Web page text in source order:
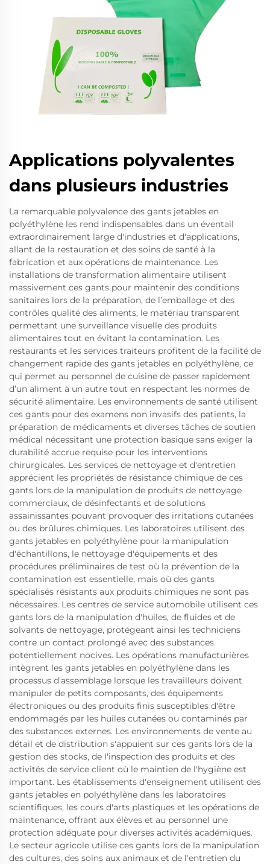
Applications polyvalentes
dans plusieurs industries
La remarquable polyvalence des gants jetables en
polyéthylène les rend indispensables dans un éventail
extraordinairement large d'industries et d'applications,
allant de la restauration et des soins de santé à la
fabrication et aux opérations de maintenance. Les
installations de transformation alimentaire utilisent
massivement ces gants pour maintenir des conditions
sanitaires lors de la préparation, de l’emballage et des
contrôles qualité des aliments, le matériau transparent
permettant une surveillance visuelle des produits
alimentaires tout en évitant la contamination. Les
restaurants et les services traiteurs profitent de la facilité de
changement rapide des gants jetables en polyéthylène, ce
qui permet au personnel de cuisine de passer rapidement
d’un aliment à un autre tout en respectant les normes de
sécurité alimentaire. Les environnements de santé utilisent
ces gants pour des examens non invasifs des patients, la
préparation de médicaments et diverses tâches de soutien
médical nécessitant une protection basique sans exiger la
durabilité accrue requise pour les interventions
chirurgicales. Les services de nettoyage et d'entretien
apprécient les propriétés de résistance chimique de ces
gants lors de la manipulation de produits de nettoyage
commerciaux, de désinfectants et de solutions
assainissantes pouvant provoquer des irritations cutanées
ou des brûlures chimiques. Les laboratoires utilisent des
gants jetables en polyéthylène pour la manipulation
d'échantillons, le nettoyage d'équipements et des
procédures préliminaires de test où la prévention de la
contamination est essentielle, mais où des gants
spécialisés résistants aux produits chimiques ne sont pas
nécessaires. Les centres de service automobile utilisent ces
gants lors de la manipulation d'huiles, de fluides et de
solvants de nettoyage, protégeant ainsi les techniciens
contre un contact prolongé avec des substances
potentiellement nocives. Les opérations manufacturières
intègrent les gants jetables en polyéthylène dans les
processus d'assemblage lorsque les travailleurs doivent
manipuler de petits composants, des équipements
électroniques ou des produits finis susceptibles d'être
endommagés par les huiles cutanées ou contaminés par
des substances externes. Les environnements de vente au
détail et de distribution s'appuient sur ces gants lors de la
gestion des stocks, de l'inspection des produits et des
activités de service client où le maintien de l'hygiène est
important. Les établissements d'enseignement utilisent des
gants jetables en polyéthylène dans les laboratoires
scientifiques, les cours d'arts plastiques et les opérations de
maintenance, offrant aux élèves et au personnel une
protection adéquate pour diverses activités académiques.
Le secteur agricole utilise ces gants lors de la manipulation
des cultures, des soins aux animaux et de l'entretien du